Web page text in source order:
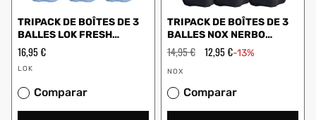
TRIPACK DE BOÎTES DE 3
BALLES LOK FRESH
BL1XA0U14
Prix
régulier
16,95 €
Vendeur
LOK
Comparar
TRIPACK DE BOÎTES DE 3
BALLES NOX NERBO
CABONER3UN
Prix
régulier
14,95 € Prix
en
12,95 €-13%
Vendeur
NOX
Comparar